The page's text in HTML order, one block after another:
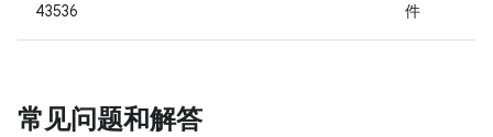
43536
件
常见问题和解答